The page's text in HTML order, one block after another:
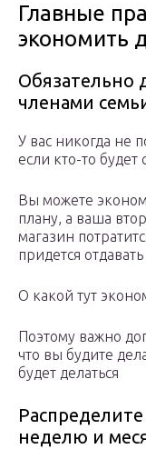
Главные
экономить
Обязательно
членами
У вас никогда не
если кто-то будет
Вы можете
плану, а ваша
магазин
придется
О какой тут
Поэтому важно
что вы будите
будет делаться
неделю и